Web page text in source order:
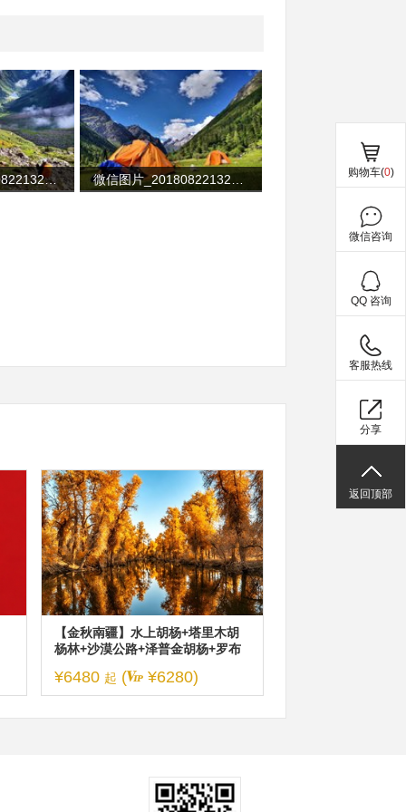
微信图片_20180822132501 微信图片_20180822132458
【金秋南疆】水上胡杨+塔里木胡
杨林+沙漠公路+泽普金胡杨+罗布
人/车）
¥6480 起 ( ¥6280)
购物车(0)
微信咨询
QQ 咨询
客服热线
分享
返回顶部